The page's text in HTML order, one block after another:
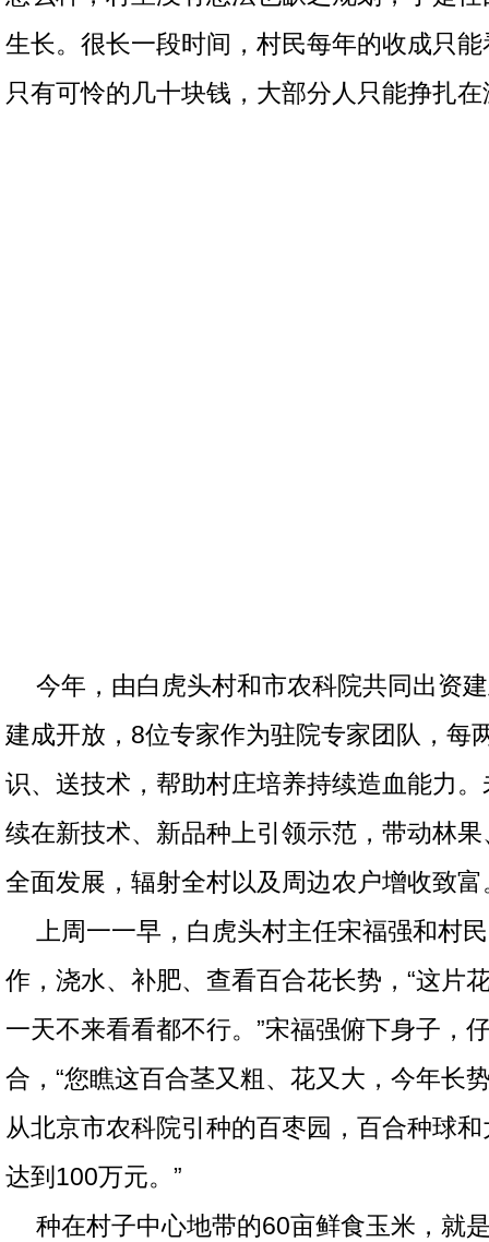
生长。很长一段时间，村民每年的收成只
只有可怜的几十块钱，大部分人只能挣扎
今年，由白虎头村和市农科院共同出资
建成开放，8位专家作为驻院专家团队，每
识、送技术，帮助村庄培养持续造血能力
续在新技术、新品种上引领示范，带动林
全面发展，辐射全村以及周边农户增收致富
上周一一早，白虎头村主任宋福强和村
作，浇水、补肥、查看百合花长势，“这片
一天不来看看都不行。”宋福强俯下身子，
合，“您瞧这百合茎又粗、花又大，今年长
从北京市农科院引种的百枣园，百合种球
达到100万元。”
种在村子中心地带的60亩鲜食玉米，就